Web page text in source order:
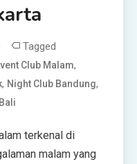
Tagged
Club Malam,
, Night Club Bandung,
terkenal di
malam yang